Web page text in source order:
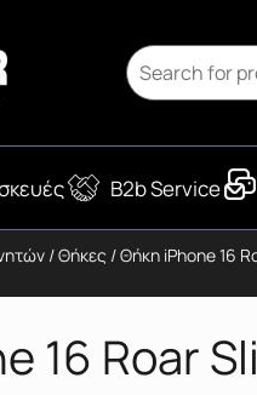
B2b Service
/Θήκες / Θήκη iPhone 16
16 Roar